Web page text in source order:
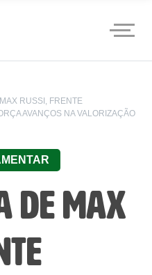
RUSSI, FRENTE
AVANÇOS NA VALORIZAÇÃO
de Max